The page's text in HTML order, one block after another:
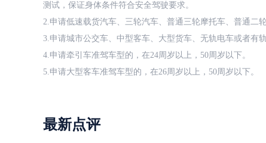
测试，保证身体条件符合安全驾驶要求。
2.申请低速载货汽车、三轮汽车、普通三轮摩托车、普通二
3.申请城市公交车、中型客车、大型货车、无轨电车或者有
4.申请牵引车准驾车型的，在24周岁以上，50周岁以下。
5.申请大型客车准驾车型的，在26周岁以上，50周岁以下。
最新点评